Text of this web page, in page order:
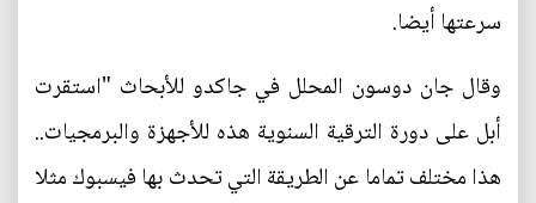
سرعتها أيضا.
وقال جان دوسون المحلل في جاكدو للأبحاث "استقرت
أبل على دورة الترقية السنوية هذه للأجهزة والبرمجيات..
هذا مختلف تماما عن الطريقة التي تحدث بها فيسبوك مثلا